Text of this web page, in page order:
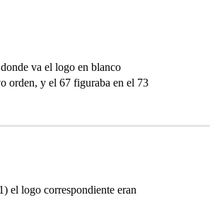
va el logo en blanco
orden, y el 67 figuraba en el 73
el logo correspondiente eran